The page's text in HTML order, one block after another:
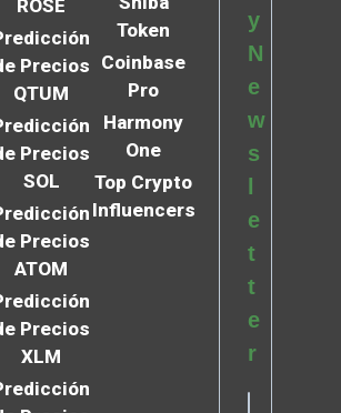
ROSE
Precios
QTUM
Precios
SOL
Precios
ATOM
Precios
XLM
Token
Coinbase
Pro
Harmony
One
Top Crypto
Influencers
y
N
e
w
s
e
t
t
e
r